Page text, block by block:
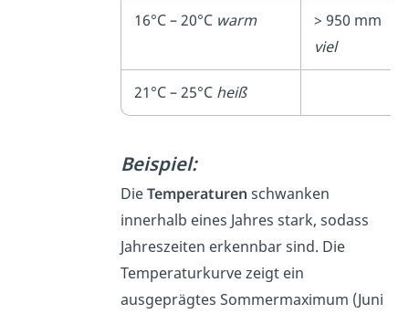
16°C – 20°C warm
> 950
viel
21°C – 25°C heiß
Beispiel:
DieTemperaturen schwanken
innerhalb eines Jahres stark, sodass
Jahreszeiten erkennbar sind. Die
Temperaturkurve zeigt ein
ausgeprägtes Sommermaximum (Juni